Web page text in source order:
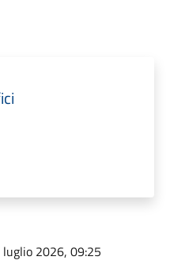
luglio 2026, 09:25